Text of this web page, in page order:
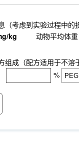
考虑到实验过程中的
kg 动物平均体重
组成（配方适用于不
%